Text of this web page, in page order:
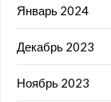
Январь 2024
Декабрь 2023
Ноябрь 2023